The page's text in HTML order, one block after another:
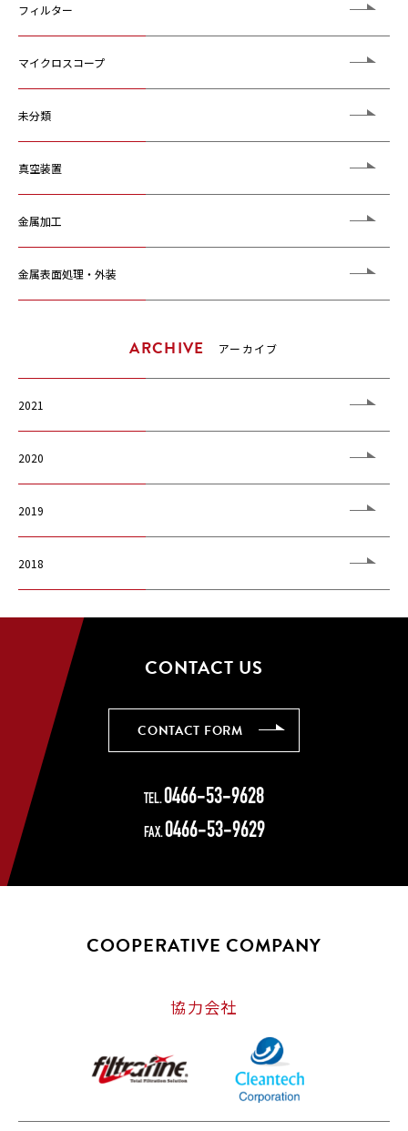
フィルター
マイクロスコープ
未分類
真空装置
金属加工
金属表面処理・外装
ARCHIVE アーカイブ
2021
2020
2019
2018
CONTACT US
CONTACT FORM
TEL.0466-53-9628
FAX.0466-53-9629
COOPERATIVE COMPANY
協力会社